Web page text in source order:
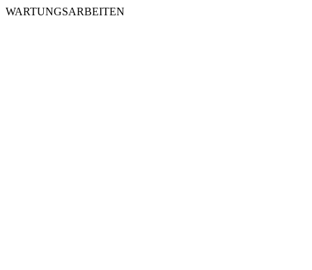
WARTUNGSARBEITEN